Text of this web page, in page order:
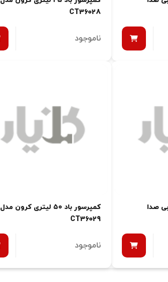
CT36028
ناموجود
کمپرسور باد ۵۰ لیتری کرون مدل
CT36029
ناموجود